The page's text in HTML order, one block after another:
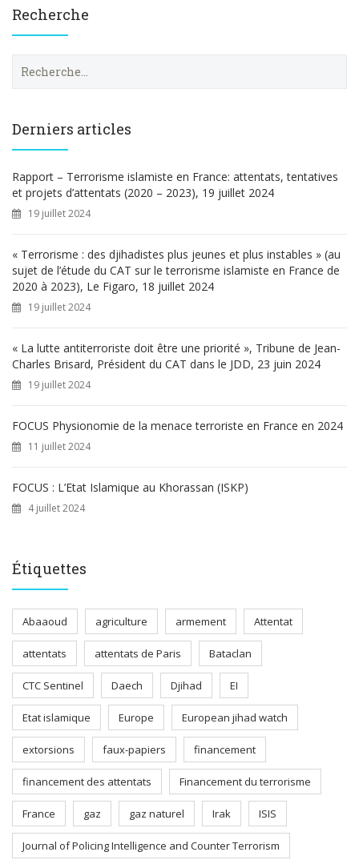
Recherche
e
h
e
r
Derniers articles
Rapport – Terrorisme islamiste en France: attentats, tentatives
et projets d’attentats (2020 – 2023), 19 juillet 2024
19 juillet 2024
« Terrorisme : des djihadistes plus jeunes et plus instables » (au
sujet de l’étude du CAT sur le terrorisme islamiste en France de
2020 à 2023), Le Figaro, 18 juillet 2024
19 juillet 2024
« La lutte antiterroriste doit être une priorité », Tribune de Jean-
Charles Brisard, Président du CAT dans le JDD, 23 juin 2024
19 juillet 2024
FOCUS Physionomie de la menace terroriste en France en 2024
11 juillet 2024
FOCUS : L’Etat Islamique au Khorassan (ISKP)
4 juillet 2024
Étiquettes
Abaaoud agriculture armement Attentat
attentats attentats de Paris Bataclan
CTC Sentinel Daech Djihad EI
Etat islamique Europe European jihad watch
extorsions faux-papiers financement
financement des attentats Financement du terrorisme
France gaz gaz naturel Irak ISIS
Journal of Policing Intelligence and Counter Terrorism